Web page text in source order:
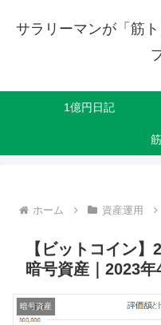
サラリーマンが「筋
1億円日記
ホーム 資産運用
【ビットコイン
暗号資産｜2023年
暗号資産